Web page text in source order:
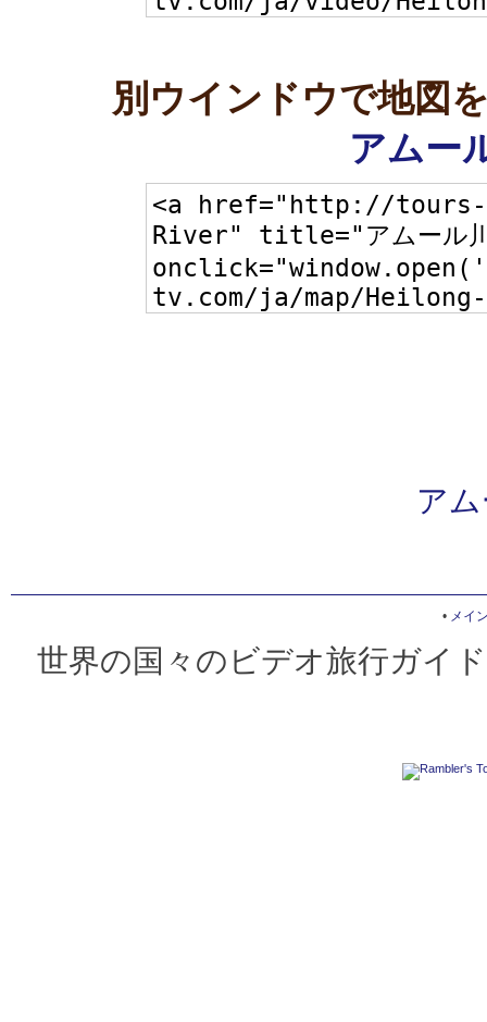
別ウインドウで地図
アムー
ア
• メイ
世界の国々のビデオ旅行ガイ